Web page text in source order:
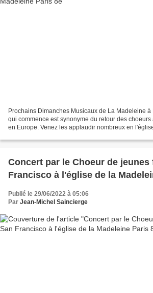
Prochains Dimanches Musicaux de La Madeleine
qui commence est synonyme du retour des
en Europe. Venez les applaudir nombreux en
Concert par le Choeur de jeunes femmes de San
Francisco à l'église de la
Publié le 29/06/2022 à 05:06
Par Jean-Michel Saincierge